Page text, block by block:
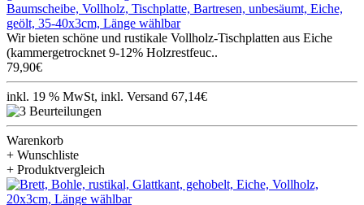
Baumscheibe, Vollholz, Tischplatte, Bartresen, unbesäumt, Eiche,
geölt, 35-40x3cm, Länge wählbar
Wir bieten schöne und rustikale Vollholz-Tischplatten aus Eiche
(kammergetrocknet 9-12% Holzrestfeuc..
79,90€
inkl. 19 % MwSt, inkl. Versand 67,14€
Warenkorb
+ Wunschliste
+ Produktvergleich